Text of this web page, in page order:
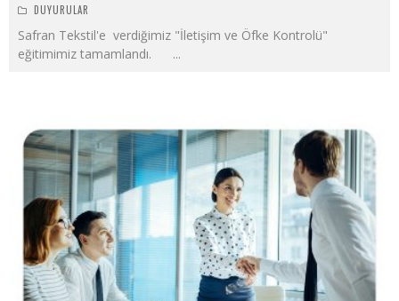
DUYURULAR
Safran Tekstil'e verdiğimiz "İletişim ve Öfke Kontrolü"
eğitimimiz tamamlandı. ...